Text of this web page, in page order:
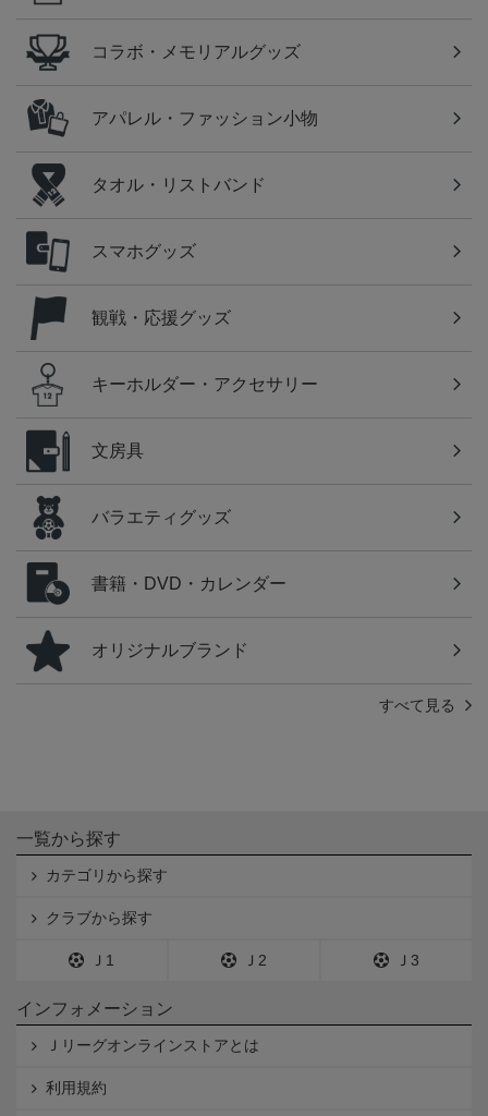
コラボ・メモリアルグッズ
アパレル・ファッション小物
タオル・リストバンド
スマホグッズ
観戦・応援グッズ
キーホルダー・アクセサリー
文房具
バラエティグッズ
書籍・DVD・カレンダー
オリジナルブランド
すべて見る
一覧から探す
カテゴリから探す
クラブから探す
Ｊ1 Ｊ2 Ｊ3
インフォメーション
Ｊリーグオンラインストアとは
利用規約